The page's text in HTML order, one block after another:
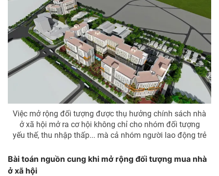
Việc mở rộng đối tượng được thụ hưởng chính sách nhà
ở xã hội mở ra cơ hội không chỉ cho nhóm đối tượng
yếu thế, thu nhập thấp... mà cả nhóm người lao động trẻ
Bài toán nguồn cung khi mở rộng đối tượng mua nhà
ở xã hội